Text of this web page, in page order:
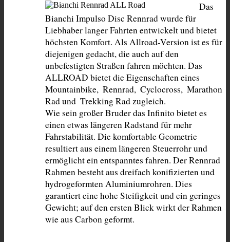
Das
Bianchi Impulso Disc Rennrad wurde für
Liebhaber langer Fahrten entwickelt und bietet
höchsten Komfort. Als Allroad-Version ist es für
diejenigen gedacht, die auch auf den
unbefestigten Straßen fahren möchten. Das
ALLROAD bietet die Eigenschaften eines
Mountainbike,  Rennrad,  Cyclocross,  Marathon
Rad und  Trekking Rad zugleich.
Wie sein großer Bruder das Infinito bietet es
einen etwas längeren Radstand für mehr
Fahrstabilität. Die komfortable Geometrie
resultiert aus einem längeren Steuerrohr und
ermöglicht ein entspanntes fahren. Der Rennrad
Rahmen besteht aus dreifach konifizierten und
hydrogeformten Aluminiumrohren. Dies
garantiert eine hohe Steifigkeit und ein geringes
Gewicht; auf den ersten Blick wirkt der Rahmen
wie aus Carbon geformt.